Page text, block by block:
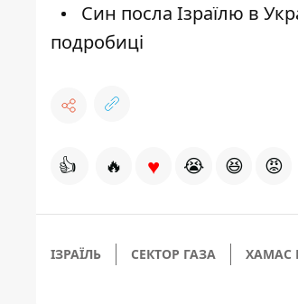
Син посла Ізраїлю в
подробиці
👍 🔥 ♥ 😭 😆 😡
ІЗРАЇЛЬ СЕКТОР ГАЗА ХАМАС